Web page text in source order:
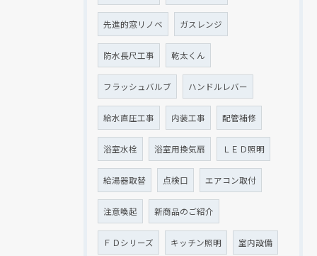
先進的窓リノベ ガスレンジ
防水長尺工事 乾太くん
フラッシュバルブ ハンドルレバー
給水直圧工事 内装工事 配管補修
浴室水栓 浴室用換気扇 ＬＥＤ照明
給湯器取替 点検口 エアコン取付
注意喚起 新商品のご紹介
ＦＤシリーズ キッチン照明 室内設備